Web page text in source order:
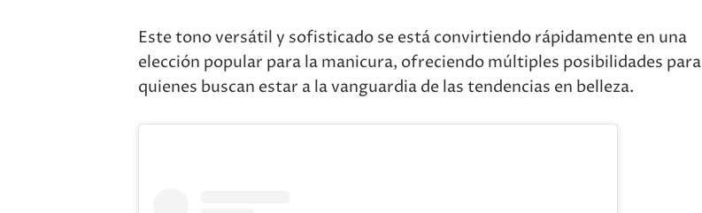
Este tono versátil y sofisticado se está convirtiendo rápidamente en una
elección popular para la manicura, ofreciendo múltiples posibilidades para
quienes buscan estar a la vanguardia de las tendencias en belleza.